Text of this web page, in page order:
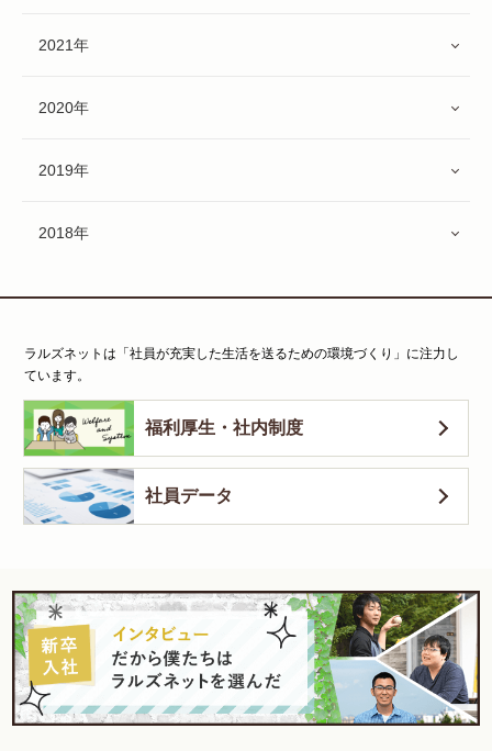
2021年
2020年
2019年
2018年
ラルズネットは「社員が充実した生活を送るための環境づくり」に注力し
ています。
福利厚生・社内制度
社員データ